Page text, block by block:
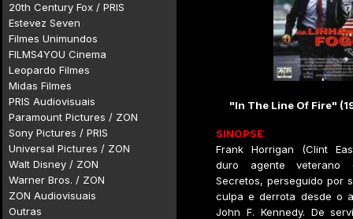
20th Century Fox / PRIS
Estevez Seven
Filmes Unimundos
FILMS4YOU Cinema
Leopardo Filmes
Midas Filmes
PRIS Audiovisuais
Paramount Pictures / ZON
Sony Pictures / PRIS
Universal Pictures / ZON
Walt Disney / ZON
Warner Bros. / ZON
ZON Audiovisuais
Outras
"In The Line Of Fire"
SINOPSE
Frank Horrigan (Clint
duro agente veterano
Secretos, perseguido por
culpa e derrota desde o
John F. Kennedy. De